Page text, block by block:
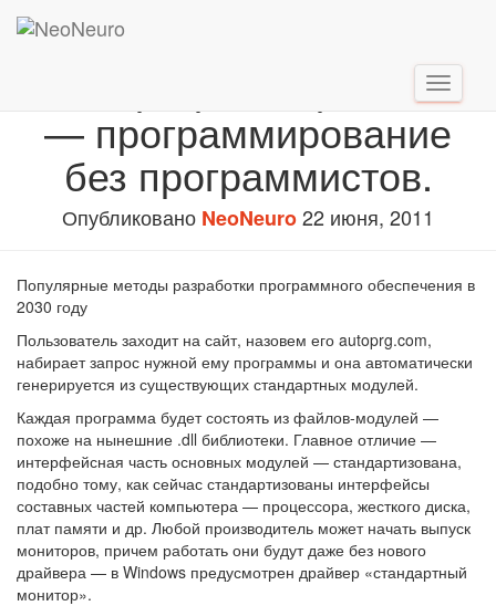
Автопрограммирование
— программирование
без программистов.
Опубликовано NeoNeuro22 июня, 2011
Популярные методы разработки программного обеспечения в
2030 году
Пользователь заходит на сайт, назовем его autoprg.com,
набирает запрос нужной ему программы и она автоматически
генерируется из существующих стандартных модулей.
Каждая программа будет состоять из файлов-модулей —
похоже на нынешние .dll библиотеки. Главное отличие —
интерфейсная часть основных модулей — стандартизована,
подобно тому, как сейчас стандартизованы интерфейсы
составных частей компьютера — процессора, жесткого диска,
плат памяти и др. Любой производитель может начать выпуск
мониторов, причем работать они будут даже без нового
драйвера — в Windows предусмотрен драйвер «стандартный
монитор».